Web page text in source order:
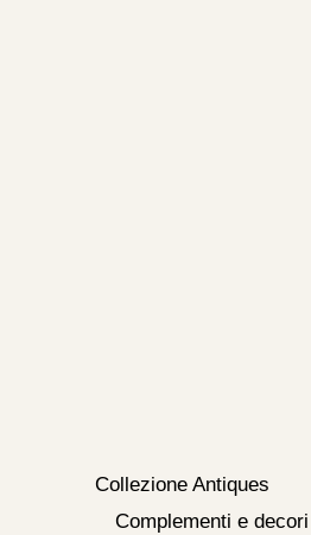
Collezione Antiques
Complementi e decori